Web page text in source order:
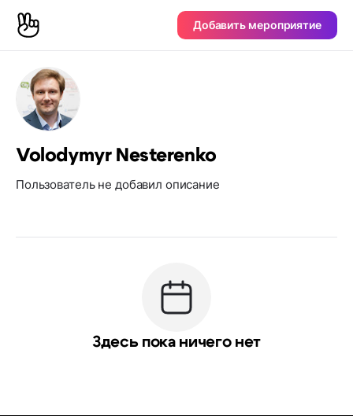
Добавить мероприятие
Volodymyr Nesterenko
Пользователь не добавил описание
Здесь пока ничего нет